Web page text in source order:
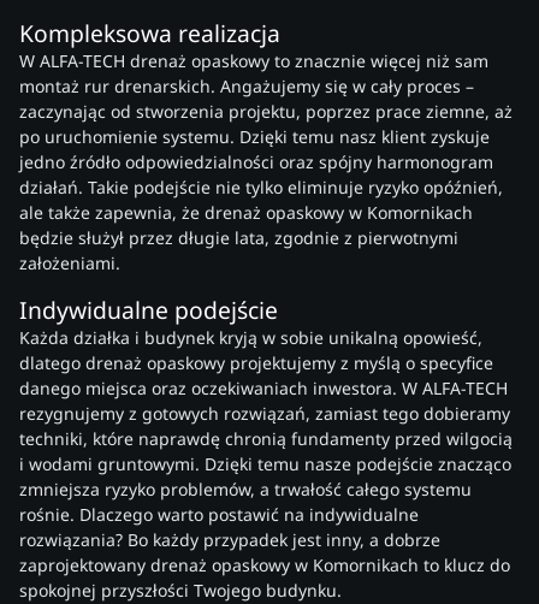
Kompleksowa realizacja
W ALFA-TECH drenaż opaskowy to znacznie więcej niż sam
montaż rur drenarskich. Angażujemy się w cały proces –
zaczynając od stworzenia projektu, poprzez prace ziemne, aż
po uruchomienie systemu. Dzięki temu nasz klient zyskuje
jedno źródło odpowiedzialności oraz spójny harmonogram
działań. Takie podejście nie tylko eliminuje ryzyko opóźnień,
ale także zapewnia, że drenaż opaskowy w Komornikach
będzie służył przez długie lata, zgodnie z pierwotnymi
założeniami.
Indywidualne podejście
Każda działka i budynek kryją w sobie unikalną opowieść,
dlatego drenaż opaskowy projektujemy z myślą o specyfice
danego miejsca oraz oczekiwaniach inwestora. W ALFA-TECH
rezygnujemy z gotowych rozwiązań, zamiast tego dobieramy
techniki, które naprawdę chronią fundamenty przed wilgocią
i wodami gruntowymi. Dzięki temu nasze podejście znacząco
zmniejsza ryzyko problemów, a trwałość całego systemu
rośnie. Dlaczego warto postawić na indywidualne
rozwiązania? Bo każdy przypadek jest inny, a dobrze
zaprojektowany drenaż opaskowy w Komornikach to klucz do
spokojnej przyszłości Twojego budynku.